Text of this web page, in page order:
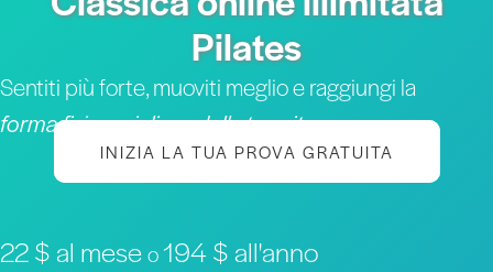
Pilates
Sentiti più forte, muoviti meglio e raggiungi la
forma fisica migliore della tua vita
INIZIA LA TUA PROVA GRATUITA
22 $ al meseo194 $ all'anno